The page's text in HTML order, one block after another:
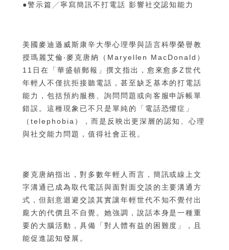
●警示篇╱寧寫簡訊不打電話 影響社交認知能力
美國麥迪遜威斯康辛大學心理學與語言科學榮譽教
授瑪麗艾倫‧麥克唐納（Maryellen MacDonald）
11日在「華盛頓郵報」撰文指出，愈來愈多Z世代
年輕人不僅抗拒接聽電話，甚至缺乏基本的打電話
能力，包括預約服務、詢問問題或向客服申訴帳單
錯誤。這種現象已不只是單純的「電話恐懼症」
（telephobia），而是反映出更深層的認知、心理
與社交能力問題，值得社會正視。
麥克唐納指出，對多數年輕人而言，簡訊或線上文
字溝通已成為取代電話與面對面交談的主要溝通方
式，但刻意迴避交談其實讓年輕世代不知不覺付出
龐大的代價且不自覺。她強調，說話本身是一種重
要的大腦活動，具備「對人體有益的困難度」，且
能促進認知發展。